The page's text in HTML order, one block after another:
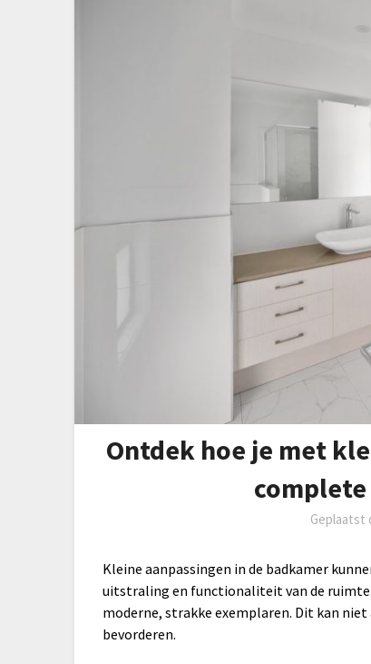
Ontdek hoe je met
Geplaatst
Kleine aanpassingen in de badkamer
uitstraling en functionaliteit van de
moderne, strakke exemplaren. Dit kan
bevorderen.